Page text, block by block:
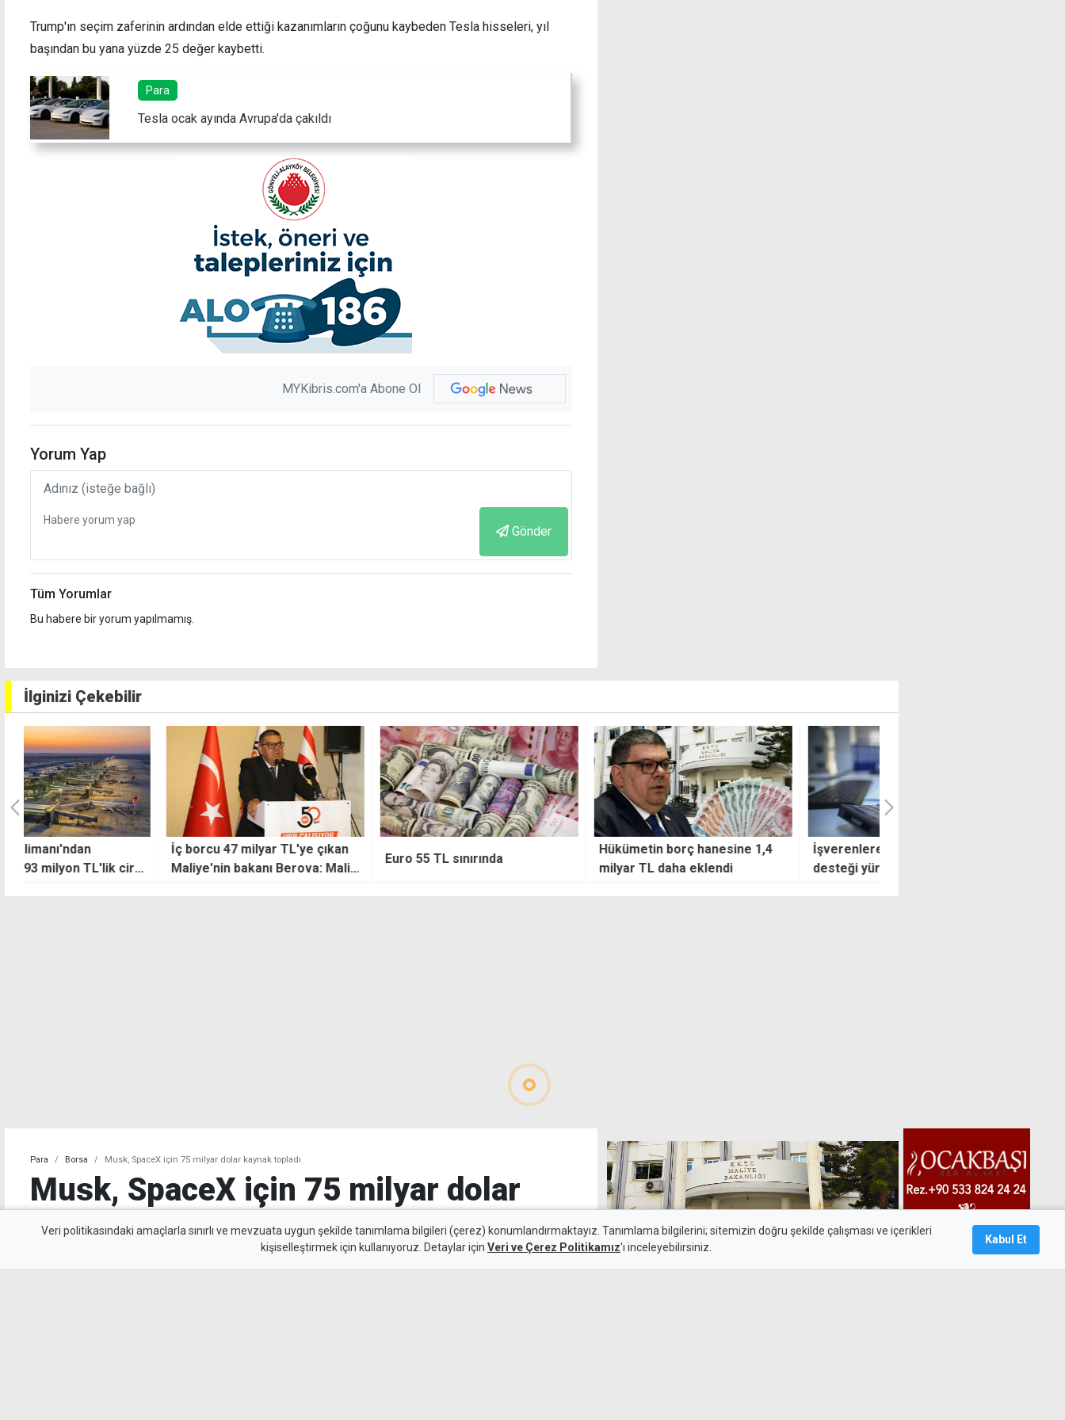
Trump'ın seçim zaferinin ardından elde ettiği kazanımların çoğunu kaybeden Tesla hisseleri, yıl
başından bu yana yüzde 25 değer kaybetti.
Para
Tesla ocak ayında Avrupa'da çakıldı
MYKibris.com'a Abone Ol
Yorum Yap
Gönder
Tüm Yorumlar
Bu habere bir yorum yapılmamış.
İlginizi Çekebilir
İç borcu 47 milyar TL'ye çıkan
Maliye'nin bakanı Berova: Mali
Euro 55 TL sınırında
Hükümetin borç hanesine 1,4
milyar TL daha eklendi
İşverenlere 3 aylık prim
desteği yürürlüğe girdi: Hangi
Para Borsa Musk, SpaceX için 75 milyar dolar kaynak topladı
Musk, SpaceX için 75 milyar dolar
kaynak topladı
Veri politikasındaki amaçlarla sınırlı ve mevzuata uygun şekilde tanımlama bilgileri (çerez) konumlandırmaktayız. Tanımlama bilgilerini; sitemizin doğru şekilde çalışması ve içerikleri
kişiselleştirmek için kullanıyoruz. Detaylar için Veri ve Çerez Politikamız'ı inceleyebilirsiniz.
Kabul Et